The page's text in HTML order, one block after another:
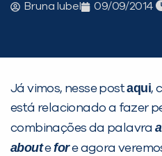
Bruna Iubel 09/09/2014
Já vimos, nesse postaqui,
está relacionado a fazer
combinações da palavra
aboutefore agora